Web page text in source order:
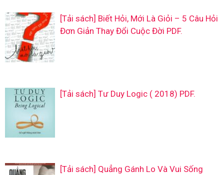
[Tải sách] Biết Hỏi, Mới Là Giỏi – 5 Câu Hỏi
Đơn Giản Thay Đổi Cuộc Đời PDF.
[Tải sách] Tư Duy Logic ( 2018) PDF.
[Tải sách] Quẳng Gánh Lo Và Vui Sống